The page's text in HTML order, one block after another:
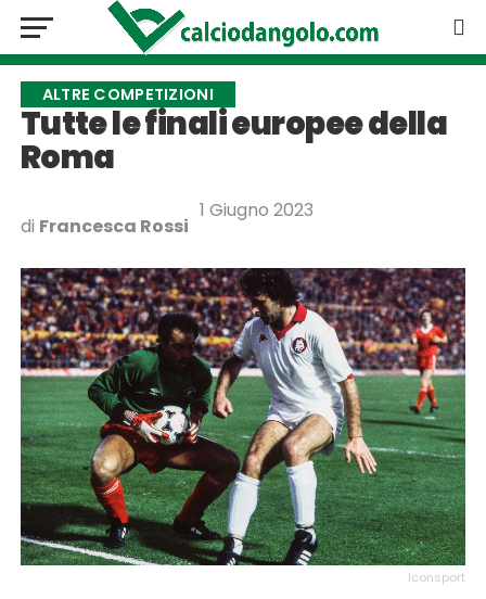
ALTRE COMPETIZIONI
Tutte le finali europee della
Roma
di Francesca Rossi
1 Giugno 2023
Iconsport